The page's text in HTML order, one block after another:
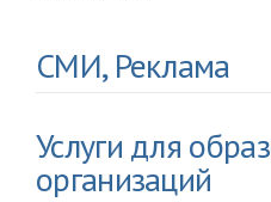
СМИ, Реклама
Услуги для
организаций